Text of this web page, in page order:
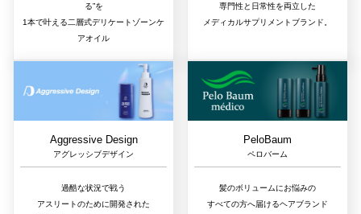
る”を
1本で叶える二層式デリケートゾーンケ
アオイル
専門性と日常性を両立した
メディカルサプリメントブランド。
Aggressive Design
アグレッシブデザイン
過酷な状況で戦う
アスリートのために開発された
PeloBaum
ペロバーム
髪のボリュームにお悩みの
すべての方へ届けるヘアブランド